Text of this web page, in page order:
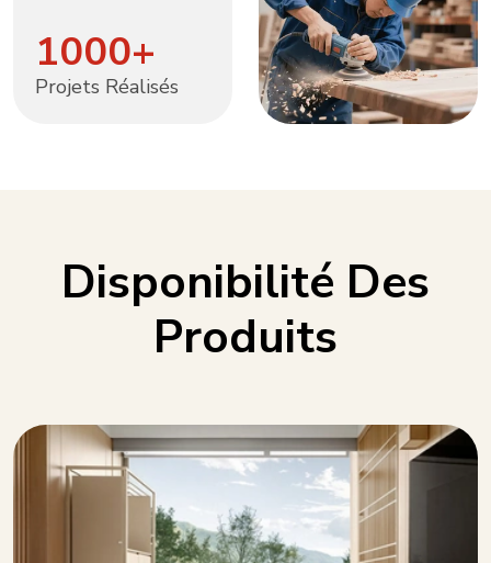
1000+
Projets Réalisés
Disponibilité Des
Produits